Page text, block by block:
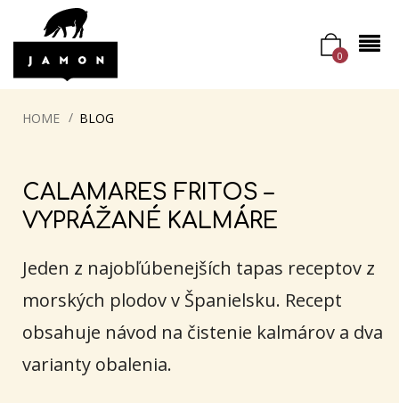
0
HOME BLOG
CALAMARES FRITOS –
VYPRÁŽANÉ KALMÁRE
Jeden z najobľúbenejších tapas receptov z
morských plodov v Španielsku. Recept
obsahuje návod na čistenie kalmárov a dva
varianty obalenia.